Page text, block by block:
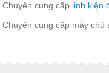
Chuyên cung cấp linh kiện
Chuyên cung cấp máy chủ